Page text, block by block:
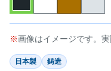
画像はイメージです。
日本製 鋳造